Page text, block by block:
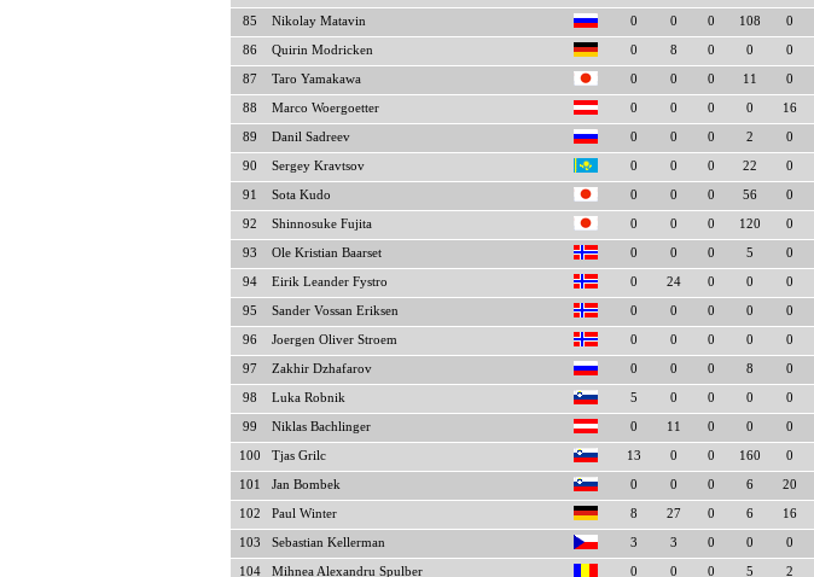
85 Nikolay Matavin 0 0 0 108 0
86 Quirin Modricken 0 8 0 0 0
87 Taro Yamakawa 0 0 0 11 0
88 Marco Woergoetter 0 0 0 0 16
89 Danil Sadreev 0 0 0 2 0
90 Sergey Kravtsov 0 0 0 22 0
91 Sota Kudo 0 0 0 56 0
92 Shinnosuke Fujita 0 0 0 120 0
93 Ole Kristian Baarset 0 0 0 5 0
94 Eirik Leander Fystro 0 24 0 0 0
95 Sander Vossan Eriksen 0 0 0 0 0
96 Joergen Oliver Stroem 0 0 0 0 0
97 Zakhir Dzhafarov 0 0 0 8 0
98 Luka Robnik 5 0 0 0 0
99 Niklas Bachlinger 0 11 0 0 0
100 Tjas Grilc 13 0 0 160 0
101 Jan Bombek 0 0 0 6 20
102 Paul Winter 8 27 0 6 16
103 Sebastian Kellerman 3 3 0 0 0
104 Mihnea Alexandru Spulber 0 0 0 5 2